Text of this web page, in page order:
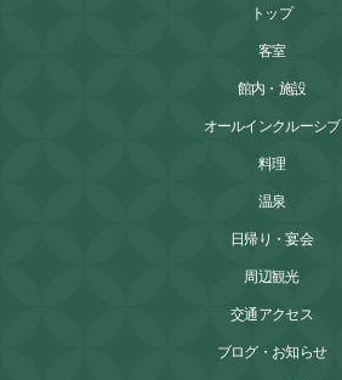
トップ
客室
館内・施設
オールインクルーシブ
料理
温泉
日帰り・宴会
周辺観光
交通アクセス
ブログ・お知らせ